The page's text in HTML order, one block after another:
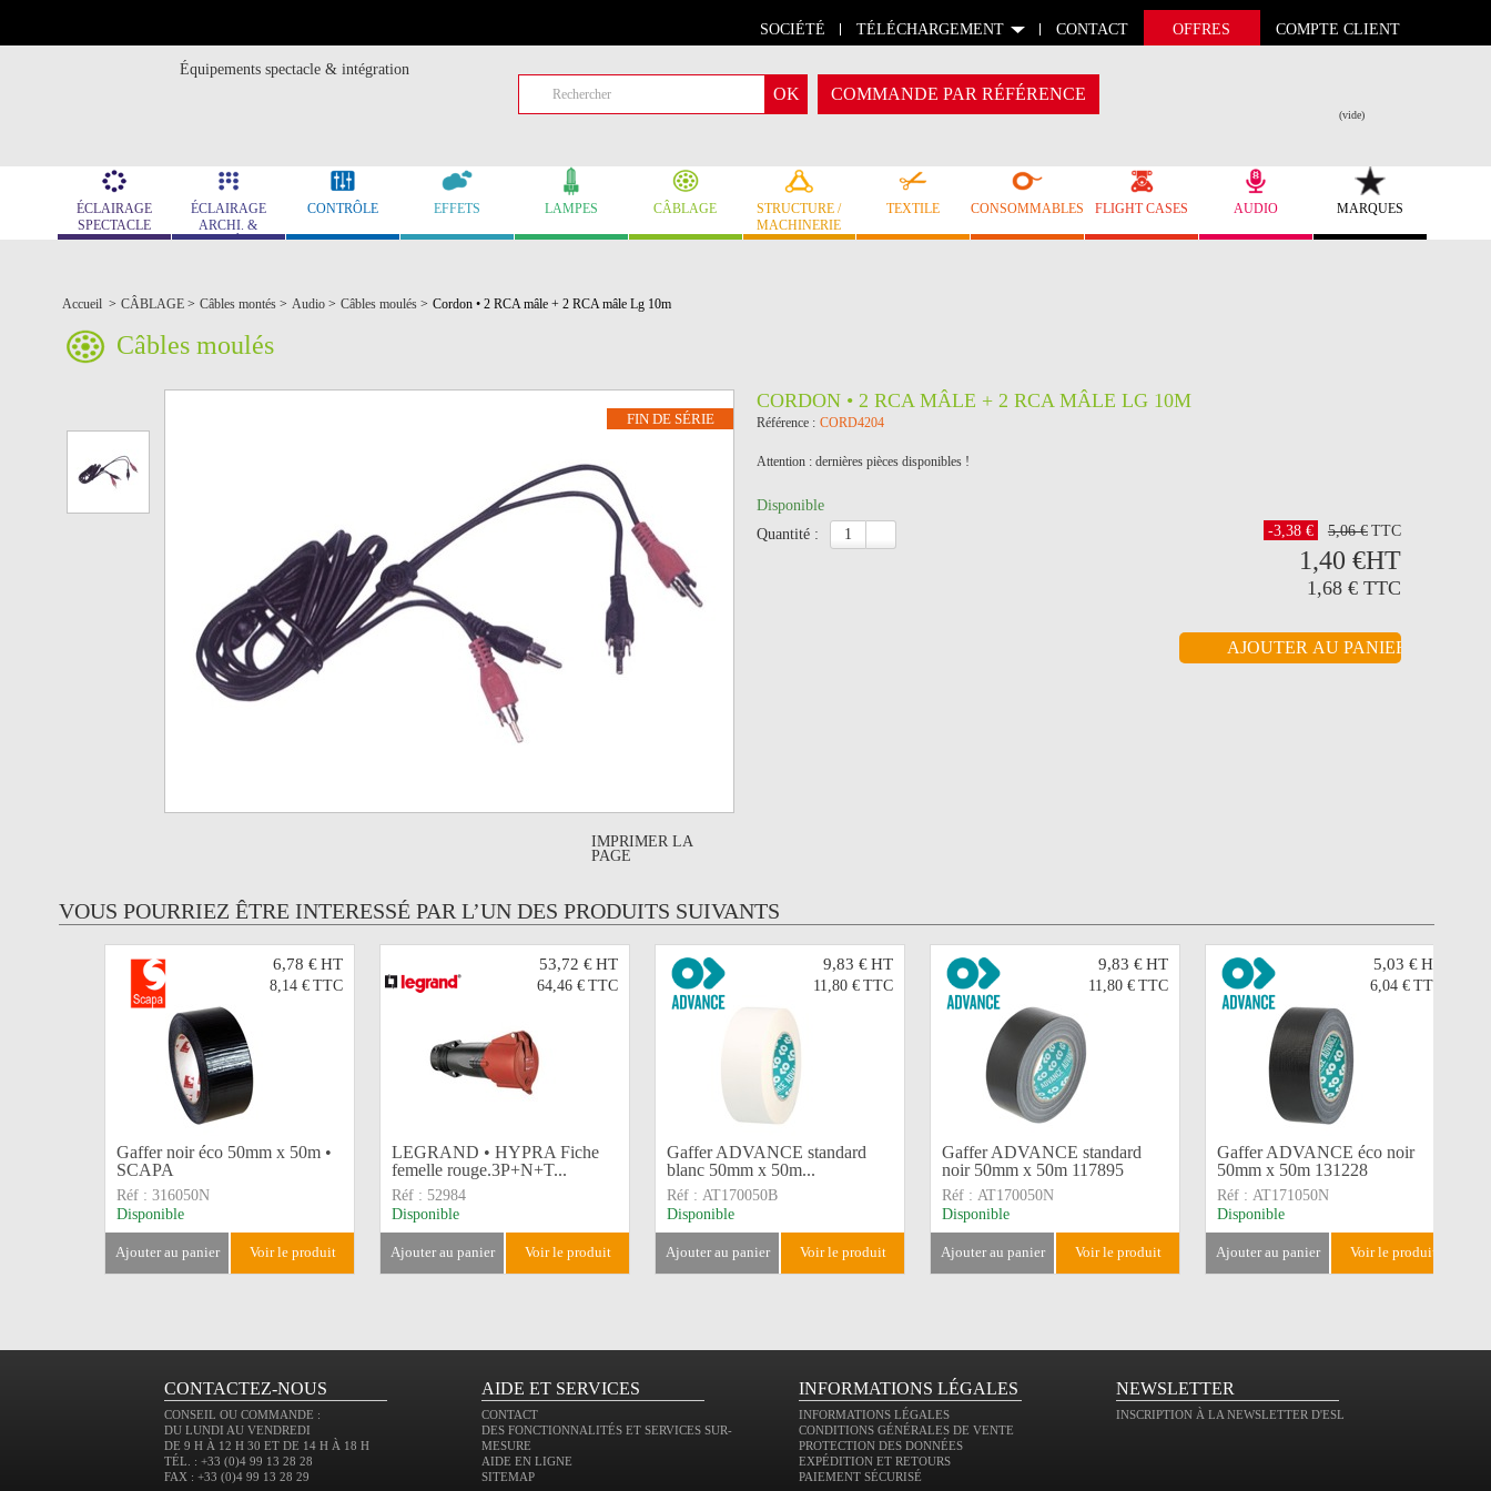
SOCIÉTÉ TÉLÉCHARGEMENT CONTACT OFFRES COMPTE CLIENT
Équipements spectacle & intégration
(vide)
COMMANDE PAR RÉFÉRENCE
ÉCLAIRAGE
SPECTACLE
ÉCLAIRAGE
ARCHI. &
MUSÉO.
CONTRÔLE EFFETS LAMPES CÂBLAGE
STRUCTURE /
MACHINERIE
TEXTILE CONSOMMABLES FLIGHT CASES AUDIO MARQUES
Accueil > CÂBLAGE > Câbles montés > Audio > Câbles moulés > Cordon • 2 RCA mâle + 2 RCA mâle Lg 10m
Câbles moulés
FIN DE SÉRIE
IMPRIMER LA
PAGE
CORDON • 2 RCA MÂLE + 2 RCA MÂLE LG 10M
Référence : CORD4204
Attention : dernières pièces disponibles !
Disponible
quantité :
-3,38 € 5,06 € TTC
1,40 €HT
1,68 € TTC
VOUS POURRIEZ ÊTRE INTERESSÉ PAR L’UN DES PRODUITS SUIVANTS
6,78 €HT
8,14 € TTC
Gaffer noir éco 50mm x 50m •
SCAPA
Réf : 316050N
Disponible
ajouter au panier voir le produit
53,72 €HT
64,46 € TTC
LEGRAND • HYPRA Fiche
femelle rouge.3P+N+T...
Réf : 52984
Disponible
ajouter au panier voir le produit
9,83 €HT
11,80 € TTC
Gaffer ADVANCE standard
blanc 50mm x 50m...
Réf : AT170050B
Disponible
ajouter au panier voir le produit
9,83 €HT
11,80 € TTC
Gaffer ADVANCE standard
noir 50mm x 50m 117895
Réf : AT170050N
Disponible
ajouter au panier voir le produit
5,03 €HT
6,04 € TTC
Gaffer ADVANCE éco noir
50mm x 50m 131228
Réf : AT171050N
Disponible
ajouter au panier voir le produit
CONTACTEZ-NOUS
CONSEIL OU COMMANDE :
DU LUNDI AU VENDREDI
DE 9 H À 12 H 30 ET DE 14 H À 18 H
TÉL. : +33 (0)4 99 13 28 28
FAX : +33 (0)4 99 13 28 29
AIDE ET SERVICES
CONTACT
DES FONCTIONNALITÉS ET SERVICES SUR-
MESURE
AIDE EN LIGNE
SITEMAP
INFORMATIONS LÉGALES
INFORMATIONS LÉGALES
CONDITIONS GÉNÉRALES DE VENTE
PROTECTION DES DONNÉES
EXPÉDITION ET RETOURS
PAIEMENT SÉCURISÉ
NEWSLETTER
INSCRIPTION À LA NEWSLETTER D'ESL